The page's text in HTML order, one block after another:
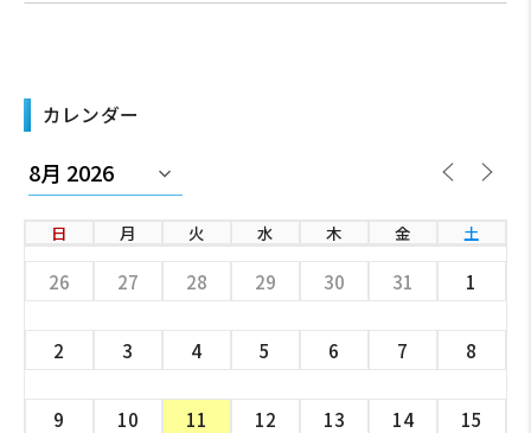
カレンダー
日 月 火 水 木 金 土
26 27 28 29 30 31 1
2 3 4 5 6 7 8
9 10 11 12 13 14 15